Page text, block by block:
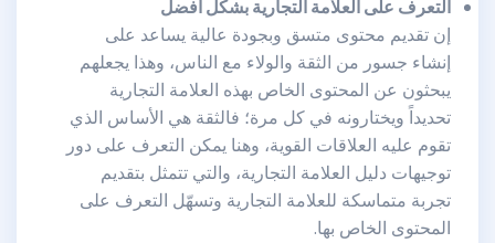
التعرف على العلامة التجارية بشكل أفضل
إن تقديم محتوى متسق وبجودة عالية يساعد على
إنشاء جسور من الثقة والولاء مع الناس، وهذا يجعلهم
يبحثون عن المحتوى الخاص بهذه العلامة التجارية
تحديداً ويختارونه في كل مرة؛ فالثقة هي الأساس الذي
تقوم عليه العلاقات القوية، وهنا يمكن التعرف على دور
توجيهات دليل العلامة التجارية، والتي تتمثل بتقديم
تجربة متماسكة للعلامة التجارية وتسهّل التعرف على
المحتوى الخاص بها.